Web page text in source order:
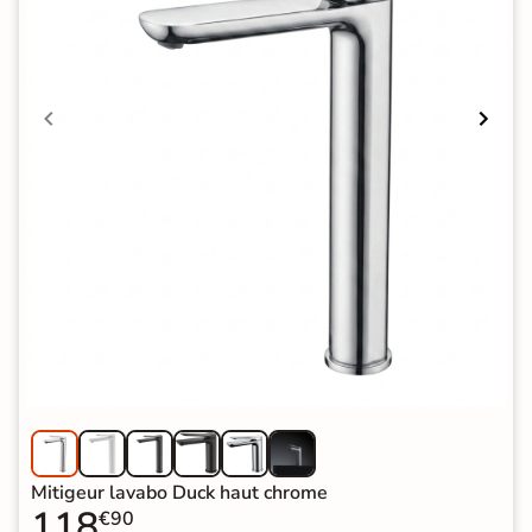
Mitigeur lavabo Duck haut chrome
€90